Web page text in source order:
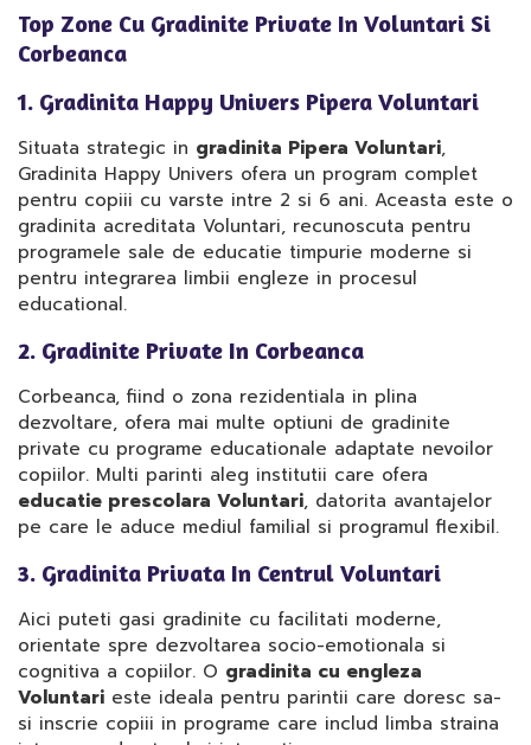
Top Zone Cu Gradinite Private In Voluntari Si
Corbeanca
1. Gradinita Happy Univers Pipera Voluntari
Situata strategic in gradinita Pipera Voluntari,
Gradinita Happy Univers ofera un program complet
pentru copiii cu varste intre 2 si 6 ani. Aceasta este o
gradinita acreditata Voluntari, recunoscuta pentru
programele sale de educatie timpurie moderne si
pentru integrarea limbii engleze in procesul
educational.
2. Gradinite Private In Corbeanca
Corbeanca, fiind o zona rezidentiala in plina
dezvoltare, ofera mai multe optiuni de gradinite
private cu programe educationale adaptate nevoilor
copiilor. Multi parinti aleg institutii care ofera
educatie prescolara Voluntari, datorita avantajelor
pe care le aduce mediul familial si programul flexibil.
3. Gradinita Privata In Centrul Voluntari
Aici puteti gasi gradinite cu facilitati moderne,
orientate spre dezvoltarea socio-emotionala si
cognitiva a copiilor. O gradinita cu engleza
Voluntari este ideala pentru parintii care doresc sa-
si inscrie copiii in programe care includ limba straina